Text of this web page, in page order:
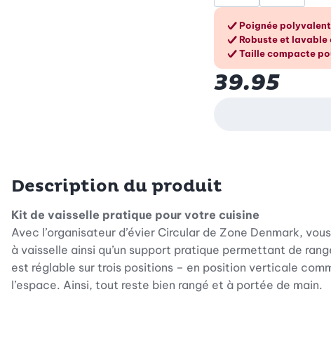
Les
Poignée
Robuste et
Taille compacte
39.95
Description du produit
Kit de vaisselle pratique pour votre cuisine
Avec l’organisateur d’évier Circular de Zone Denmark,
à vaisselle ainsi qu’un support pratique permettant de
est réglable sur trois positions – en position verticale
l’espace. Ainsi, tout reste bien rangé et à portée de main.